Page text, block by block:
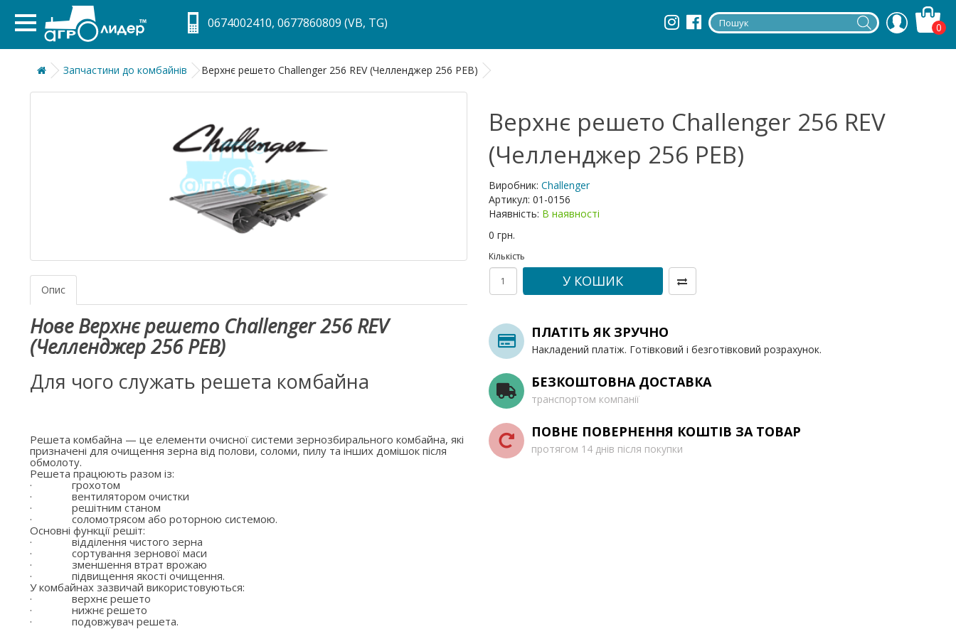
0674002410, 0677860809 (VB, TG) 0
Запчастини до комбайнів Верхнє решето Challenger 256 REV (Челленджер 256 РЕВ)
Опис
Нове Верхнє решето Challenger 256 REV
(Челленджер 256 РЕВ)
Для чого служать решета комбайна
Решета комбайна — це елементи очисної системи зернозбирального комбайна, які
призначені для очищення зерна від полови, соломи, пилу та інших домішок після
обмолоту.
Решета працюють разом із:
·
грохотом
·
вентилятором очистки
·
решітним станом
·
соломотрясом або роторною системою.
Основні функції решіт:
·
відділення чистого зерна
·
сортування зернової маси
·
зменшення втрат врожаю
·
підвищення якості очищення.
У комбайнах зазвичай використовуються:
·
верхнє решето
·
нижнє решето
·
подовжувач решета.
Верхнє решето Challenger 256 REV
(Челленджер 256 РЕВ)
Виробник: Challenger
Артикул: 01-0156
Наявність: В наявності
0 грн.
Кількість
У КОШИК
ПЛАТІТЬ ЯК ЗРУЧНО
Накладений платіж. Готівковий і безготівковий розрахунок.
БЕЗКОШТОВНА ДОСТАВКА
транспортом компанії
ПОВНЕ ПОВЕРНЕННЯ КОШТІВ ЗА ТОВАР
протягом 14 днів після покупки